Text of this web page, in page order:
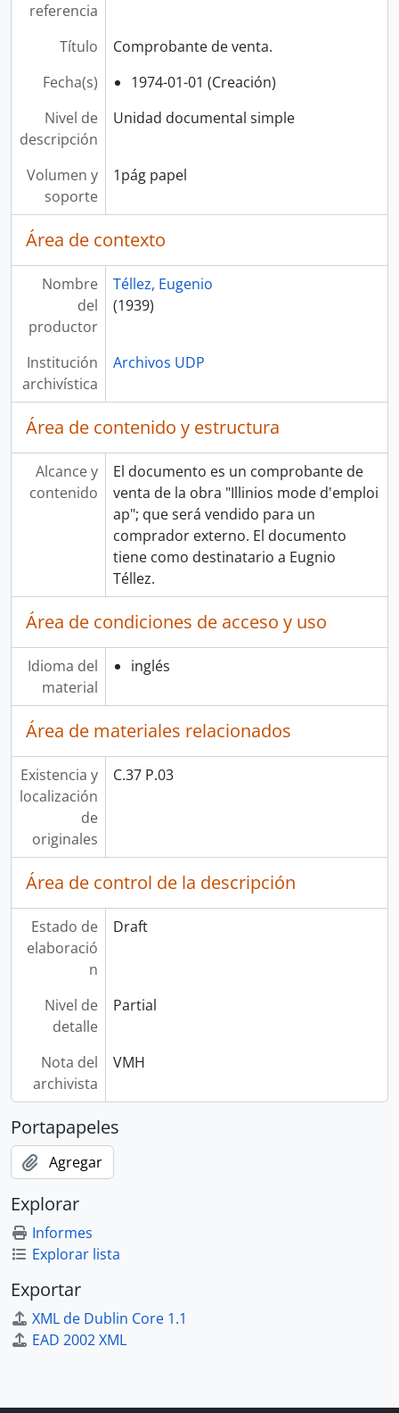
referencia
Título
Comprobante de venta.
Fecha(s)
1974-01-01 (Creación)
Nivel de
descripción
Unidad documental simple
Volumen y
soporte
1pág papel
Área de contexto
Nombre
del
productor
Téllez, Eugenio
(1939)
Institución
archivística
Archivos UDP
Área de contenido y estructura
Alcance y
contenido
El documento es un comprobante de
venta de la obra "Illinios mode d'emploi
ap"; que será vendido para un
comprador externo. El documento
tiene como destinatario a Eugnio
Téllez.
Área de condiciones de acceso y uso
Idioma del
material
inglés
Área de materiales relacionados
Existencia y
localización
de
originales
C.37 P.03
Área de control de la descripción
Estado de
elaboració
n
Draft
Nivel de
detalle
Partial
Nota del
archivista
VMH
Portapapeles
Agregar
Explorar
Informes
Explorar lista
Exportar
XML de Dublin Core 1.1
EAD 2002 XML